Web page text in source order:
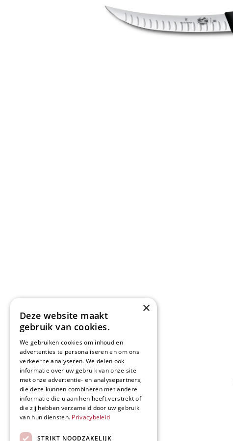
×
Deze website maakt
gebruik van cookies.
We gebruiken cookies om inhoud en
advertenties te personaliseren en om ons
verkeer te analyseren. We delen ook
informatie over uw gebruik van onze site
met onze advertentie- en analysepartners,
die deze kunnen combineren met andere
informatie die u aan hen heeft verstrekt of
die zij hebben verzameld door uw gebruik
van hun diensten. Privacybeleid
STRIKT NOODZAKELIJK